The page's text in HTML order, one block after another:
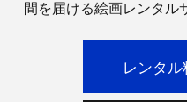
間を届ける絵画レンタル
レンタル